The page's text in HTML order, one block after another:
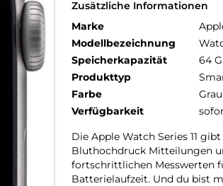
Zusätzliche Informationen
Marke
Modellbezeichnung
Speicherkapazität
64
Produkttyp
Farbe
Grau
Verfügbarkeit
Die Apple Watch Series 11
Bluthochdruck Mitteilungen
fortschrittlichen Messwerten
Batterielaufzeit. Und du bist